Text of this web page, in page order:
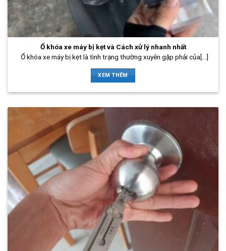
Ổ khóa xe máy bị kẹt và Cách xử lý nhanh nhất
Ổ khóa xe máy bị kẹt là tình trạng thường xuyên gặp phải của[...]
XEM THÊM